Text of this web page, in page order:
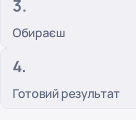
Обираєш
Готовий результат